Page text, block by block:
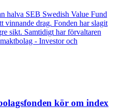
halva SEB Swedish Value Fund
vinnande drag. Fonden har slagit
sikt. Samtidigt har förvaltaren
- Investor och
kör om index